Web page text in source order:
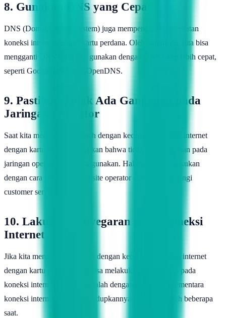
8. Gunakan DNS yang Cepat
DNS (Domain Name System) juga mempengaruhi kecepatan
koneksi internet dengan kartu perdana. Oleh karena itu, kita bisa
mengganti DNS yang kita gunakan dengan DNS yang lebih cepat,
seperti Google DNS atau OpenDNS.
9. Pastikan Tidak Ada Gangguan pada
Jaringan Operator
Saat kita mengalami masalah dengan kecepatan koneksi internet
dengan kartu perdana, pastikan bahwa tidak ada gangguan pada
jaringan operator yang kita gunakan. Hal ini bisa kita lakukan
dengan cara mengecek website operator atau menghubungi
customer service operator.
10. Lakukan Penyegaran pada Koneksi
Internet
Jika kita mengalami masalah dengan kecepatan koneksi internet
dengan kartu perdana, kita bisa melakukan penyegaran pada
koneksi internet. Caranya adalah dengan mematikan sementara
koneksi internet, lalu menghidupkannya kembali setelah beberapa
saat.